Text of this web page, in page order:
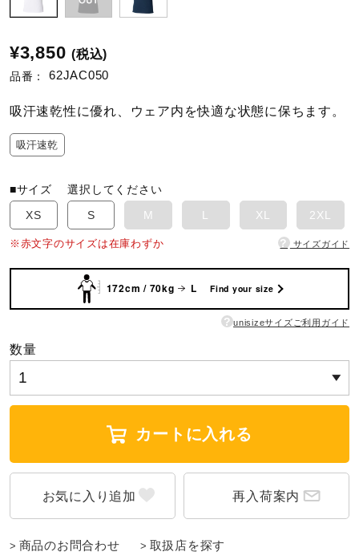
陸上競技
卓球
ソフトボール
ワーキング
ウォーキングシューズ
¥3,850 (税込)
品番： 62JAC050
吸汗速乾性に優れ、ウェア内を快適な状態に保ちます。
吸汗速乾
■サイズ選択してください
XS
S M L XL 2XL
※赤文字のサイズは在庫わずか ? サイズガイド
172cm / 70kg L Find your size
? unisizeサイズご利用ガイド
数量
カートに入れる
再入荷案内
商品のお問合わせ 取扱店を探す